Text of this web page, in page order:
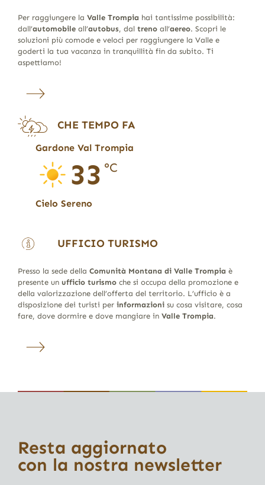
Per raggiungere la Valle Trompia hai tantissime possibilità:
dall’automobileall’autobus, dal trenoall’aereo. Scopri le
soluzioni più comode e veloci per raggiungere la Valle e
goderti la tua vacanza in tranquillità fin da subito. Ti
aspettiamo!
CHE TEMPO FA
Gardone Val Trompia
33 °C
Cielo Sereno
UFFICIO TURISMO
Presso la sede della Comunità Montana di Valle Trompia è
presente un ufficio turismoche si occupa della promozione e
della valorizzazione dell’offerta del territorio. L’ufficio è a
disposizione dei turisti per informazionisu cosa visitare, cosa
fare, dove dormire e dove mangiare in Valle Trompia.
Resta aggiornato
con la nostra newsletter